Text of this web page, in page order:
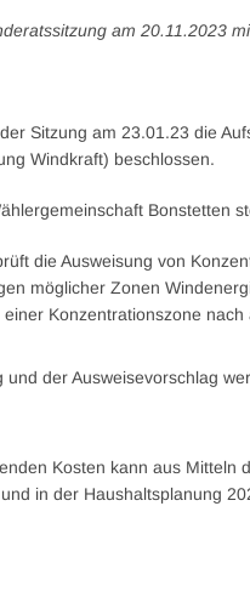
am 20.11.2023
Sitzung am 23.01.23 die
Windkraft) beschlossen.
Bonstetten
die Ausweisung von
möglicher Zonen
Konzentrationszone
und der Ausweisevorschlag
Kosten kann aus Mitteln
in der Haushaltsplanung